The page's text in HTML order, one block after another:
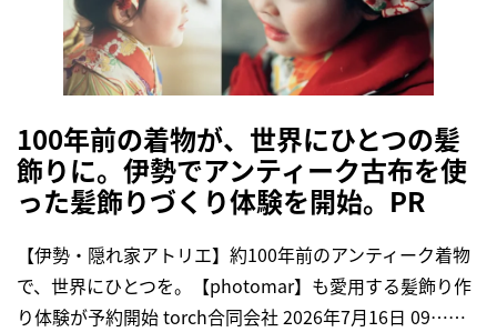
100年前の着物が、世界にひとつの髪
飾りに。伊勢でアンティーク古布を使
った髪飾りづくり体験を開始。PR
【伊勢・隠れ家アトリエ】約100年前のアンティーク着物
で、世界にひとつを。【photomar】も愛用する髪飾り作
り体験が予約開始 torch合同会社 2026年7月16日 09……